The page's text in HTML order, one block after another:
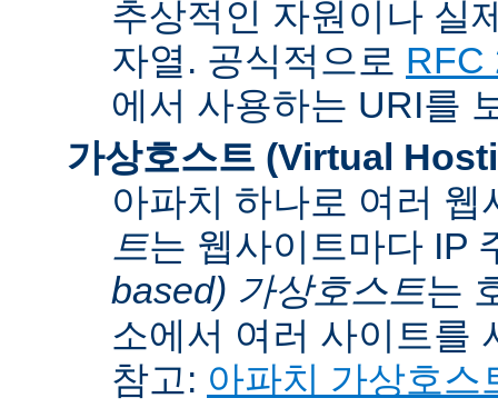
추상적인 자원이나 실
자열. 공식적으로 RFC
에서 사용하는 URI를
가상호스트 (Virtual
아파치 하나로 여러
트는 웹사이트마다 IP
based) 가상호스트는
소에서 여러 사이트를
참고: 아파치 가상호스